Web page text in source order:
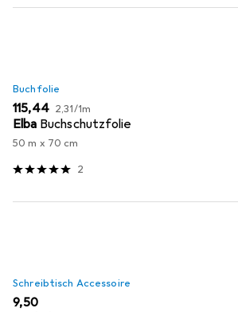
Buchfolie
EUR
115,44 EUR
2,31/1m
Elba Buchschutzfolie
50 m x 70 cm
2
Schreibtisch Accessoire
EUR
9,50